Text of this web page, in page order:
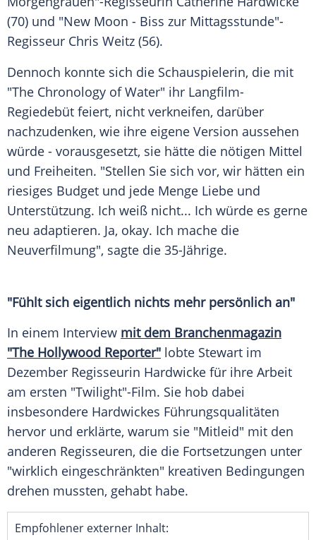
(70) und "New Moon - Biss zur Mittagsstunde"-
Regisseur Chris Weitz (56).
Dennoch konnte sich die Schauspielerin, die mit
"The Chronology of Water" ihr Langfilm-
Regiedebüt feiert, nicht verkneifen, darüber
nachzudenken, wie ihre eigene Version aussehen
würde - vorausgesetzt, sie hätte die nötigen Mittel
und Freiheiten. "Stellen Sie sich vor, wir hätten ein
riesiges Budget und jede Menge Liebe und
Unterstützung. Ich weiß nicht... Ich würde es gerne
neu adaptieren. Ja, okay. Ich mache die
Neuverfilmung", sagte die 35-Jährige.
"Fühlt sich eigentlich nichts mehr persönlich an"
In einem Interview mit dem Branchenmagazin
"The Hollywood Reporter" lobte Stewart im
Dezember Regisseurin Hardwicke für ihre Arbeit
am ersten "Twilight"-Film. Sie hob dabei
insbesondere Hardwickes Führungsqualitäten
hervor und erklärte, warum sie "Mitleid" mit den
anderen Regisseuren, die die Fortsetzungen unter
"wirklich eingeschränkten" kreativen Bedingungen
drehen mussten, gehabt habe.
Empfohlener externer Inhalt: